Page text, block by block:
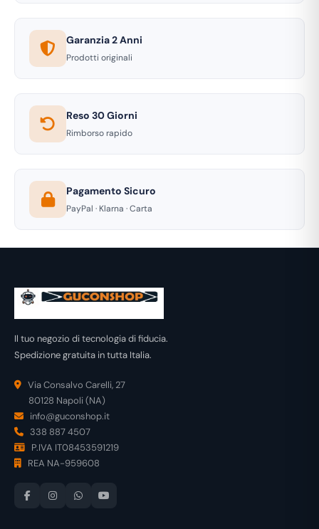
Garanzia 2 Anni
Prodotti originali
Reso 30 Giorni
Rimborso rapido
Pagamento Sicuro
PayPal · Klarna · Carta
Il tuo negozio di tecnologia di fiducia.
Spedizione gratuita in tutta Italia.
Via Consalvo Carelli, 27
80128 Napoli (NA)
info@guconshop.it
338 887 4507
P.IVA IT08453591219
REA NA-959608